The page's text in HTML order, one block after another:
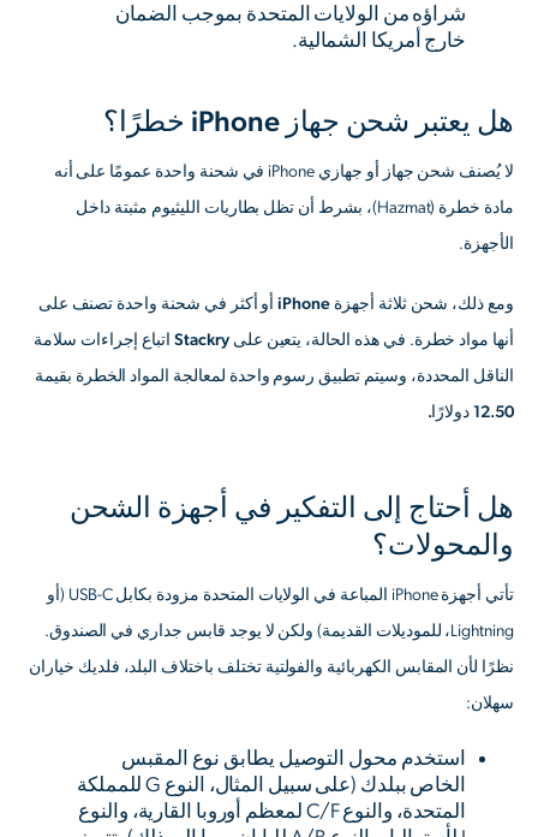
شراؤه من الولايات المتحدة بموجب الضمان
خارج أمريكا الشمالية.
هل يعتبر شحن جهاز iPhone خطرًا؟
لا يُصنف شحن جهاز أو جهازي iPhone في شحنة واحدة عمومًا على أنه
مادة خطرة (Hazmat)، بشرط أن تظل بطاريات الليثيوم مثبتة داخل
الأجهزة.
ومع ذلك، شحن ثلاثة أجهزة iPhone أو أكثر في شحنة واحدة تصنف على
أنها مواد خطرة. في هذه الحالة، يتعين على Stackry اتباع إجراءات سلامة
الناقل المحددة، وسيتم تطبيق رسوم واحدة لمعالجة المواد الخطرة بقيمة
12.50 دولارًا.
هل أحتاج إلى التفكير في أجهزة الشحن
والمحولات؟
تأتي أجهزة iPhone المباعة في الولايات المتحدة مزودة بكابل USB-C (أو
Lightning، للموديلات القديمة) ولكن لا يوجد قابس جداري في الصندوق.
نظرًا لأن المقابس الكهربائية والفولتية تختلف باختلاف البلد، فلديك خياران
سهلان:
استخدم محول التوصيل يطابق نوع المقبس
الخاص ببلدك (على سبيل المثال، النوع G للمملكة
المتحدة، والنوع C/F لمعظم أوروبا القارية، والنوع